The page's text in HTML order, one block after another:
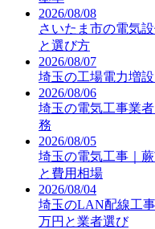
2026/08/08
さいたま市の電気
と選び方
2026/08/07
埼玉の工場電力増
2026/08/06
埼玉の電気工事業
務
2026/08/05
埼玉の電気工事｜
と費用相場
2026/08/04
埼玉のLAN配線工
万円と業者選び